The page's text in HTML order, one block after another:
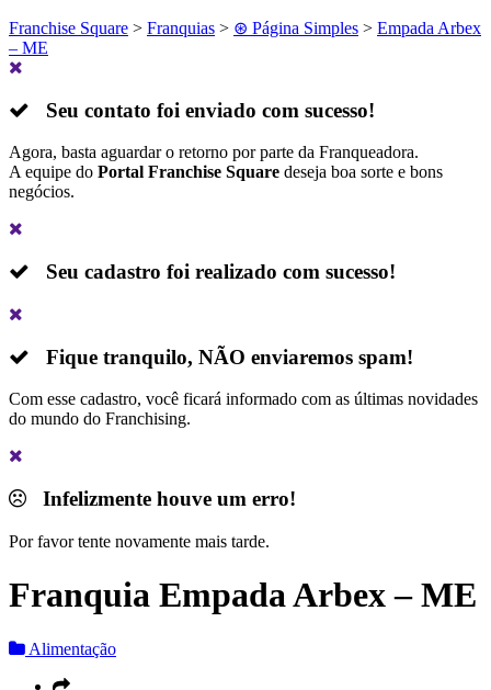
Franchise Square > Franquias > ⊛ Página Simples > Empada Arbex
– ME
Seu contato foi enviado com sucesso!
Agora, basta aguardar o retorno por parte da Franqueadora.
A equipe do Portal Franchise Square deseja boa sorte e bons
negócios.
Seu cadastro foi realizado com sucesso!
Fique tranquilo, NÃO enviaremos spam!
Com esse cadastro, você ficará informado com as últimas novidades
do mundo do Franchising.
Infelizmente houve um erro!
Por favor tente novamente mais tarde.
Franquia Empada Arbex – ME
Alimentação